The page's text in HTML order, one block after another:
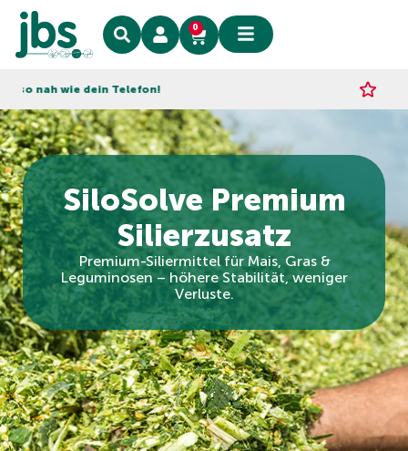
0
wie dein Telefon! Express-
SiloSolve Premium
Silierzusatz
Premium-Siliermittel für Mais, Gras &
Leguminosen – höhere Stabilität, weniger
Verluste.